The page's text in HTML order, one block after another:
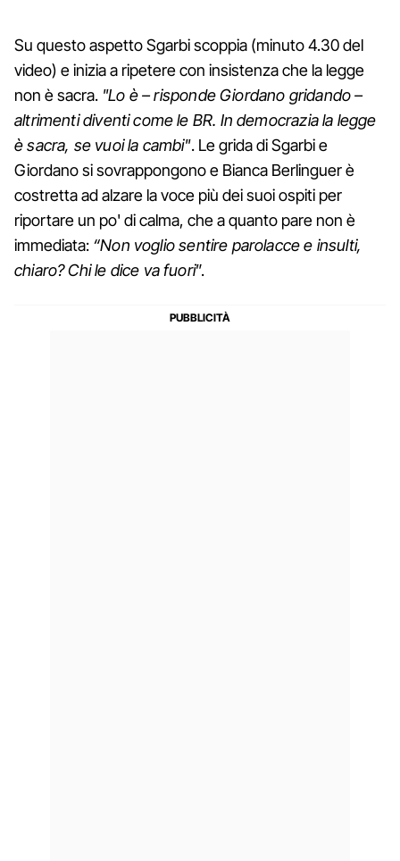
Su questo aspetto Sgarbi scoppia (minuto 4.30 del
video) e inizia a ripetere con insistenza che la legge
non è sacra. "Lo è – risponde Giordano gridando –
altrimenti diventi come le BR. In democrazia la legge
è sacra, se vuoi la cambi". Le grida di Sgarbi e
Giordano si sovrappongono e Bianca Berlinguer è
costretta ad alzare la voce più dei suoi ospiti per
riportare un po' di calma, che a quanto pare non è
immediata: “Non voglio sentire parolacce e insulti,
chiaro? Chi le dice va fuori”.